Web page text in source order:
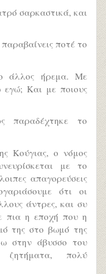
σαρκαστικά, και
ποτέ το
άλλος ήρεμα. Με
εγώ; Και με ποιους
το
Κούγιας, ο νόμος
με το
απαγορεύσεις
ότι οι
άντρες, και συ
πια η εποχή που η
της στο βωμό της
στην άβυσσο του
ζητήματα, πολύ